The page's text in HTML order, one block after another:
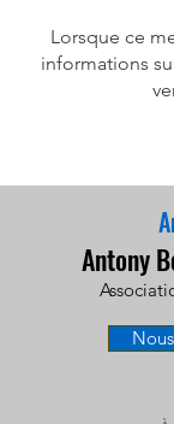
Lorsque ce
informations
Antony